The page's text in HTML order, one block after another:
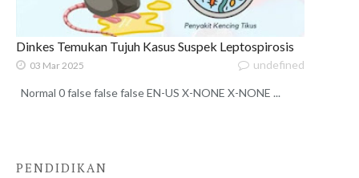
Dinkes Temukan Tujuh Kasus Suspek Leptospirosis
03 Mar 2025 undefined
Normal 0 false false false EN-US X-NONE X-NONE ...
PENDIDIKAN